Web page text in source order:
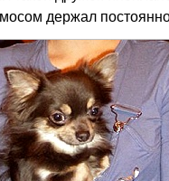
держал